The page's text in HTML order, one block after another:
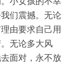
们震撼。无论
由要求自己用
无论多大风
面对，永不放